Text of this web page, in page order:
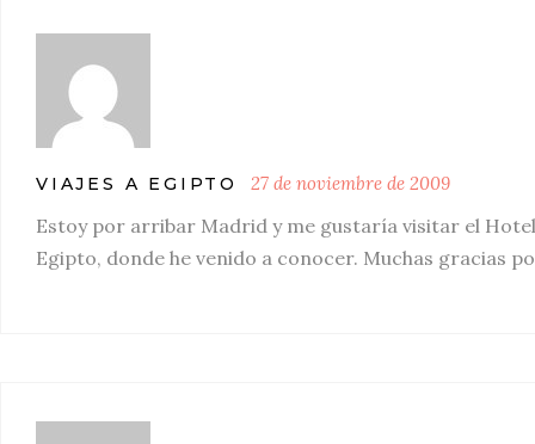
VIAJES A EGIPTO 27 de noviembre de 2009
Estoy por arribar Madrid y me gustaría visitar el
Egipto, donde he venido a conocer. Muchas gracias